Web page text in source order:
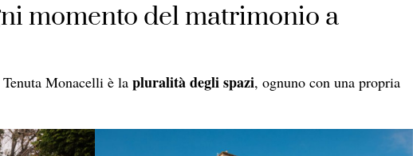
momento del matrimonio a
Monacelli è la pluralità degli spazi, ognuno con una propria